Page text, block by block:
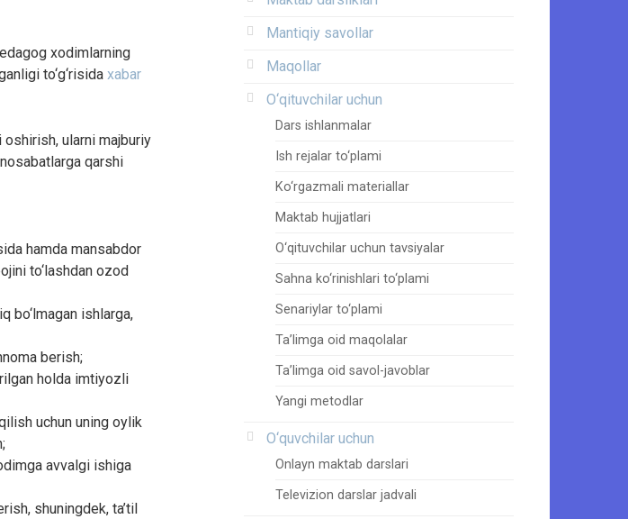
xodimlarning
to‘g‘risida xabar
ularni majburiy
qarshi
hamda mansabdor
to‘lashdan ozod
bo‘lmagan ishlarga,
berish;
holda imtiyozli
uchun uning oylik
avvalgi ishiga
shuningdek, ta’til
Mantiqiy savollar
Maqollar
O‘qituvchilar uchun
Dars ishlanmalar
Ish rejalar to‘plami
Ko‘rgazmali materiallar
Maktab hujjatlari
O‘qituvchilar uchun tavsiyalar
Sahna ko‘rinishlari to‘plami
Senariylar to‘plami
Ta’limga oid maqolalar
Ta’limga oid savol-javoblar
Yangi metodlar
O‘quvchilar uchun
Onlayn maktab darslari
Televizion darslar jadvali